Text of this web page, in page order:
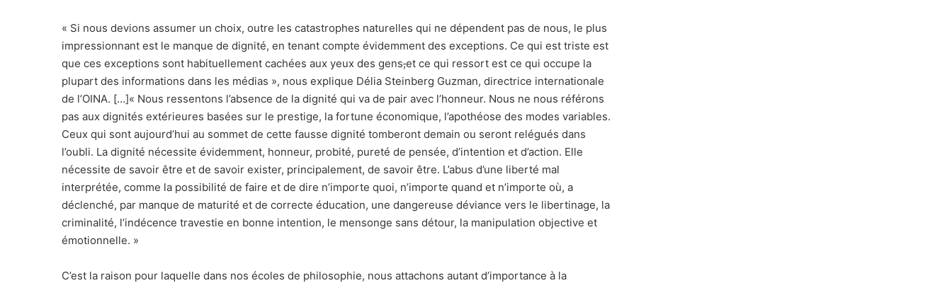
« Si nous devions assumer un choix, outre les catastrophes naturelles qui ne dépendent pas de nous, le plus
impressionnant est le manque de dignité, en tenant compte évidemment des exceptions. Ce qui est triste est
que ces exceptions sont habituellement cachées aux yeux des gens,et ce qui ressort est ce qui occupe la
plupart des informations dans les médias », nous explique Délia Steinberg Guzman, directrice internationale
de l’OINA. […]« Nous ressentons l’absence de la dignité qui va de pair avec l’honneur. Nous ne nous référons
pas aux dignités extérieures basées sur le prestige, la fortune économique, l’apothéose des modes variables.
Ceux qui sont aujourd’hui au sommet de cette fausse dignité tomberont demain ou seront relégués dans
l’oubli. La dignité nécessite évidemment, honneur, probité, pureté de pensée, d’intention et d’action. Elle
nécessite de savoir être et de savoir exister, principalement, de savoir être. L’abus d’une liberté mal
interprétée, comme la possibilité de faire et de dire n’importe quoi, n’importe quand et n’importe où, a
déclenché, par manque de maturité et de correcte éducation, une dangereuse déviance vers le libertinage, la
criminalité, l’indécence travestie en bonne intention, le mensonge sans détour, la manipulation objective et
émotionnelle. »
C’est la raison pour laquelle dans nos écoles de philosophie, nous attachons autant d’importance à la